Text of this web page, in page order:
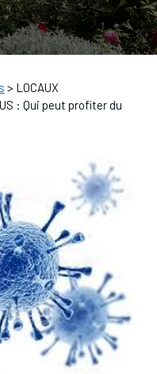
> LOCAUX
: Qui peut profiter du